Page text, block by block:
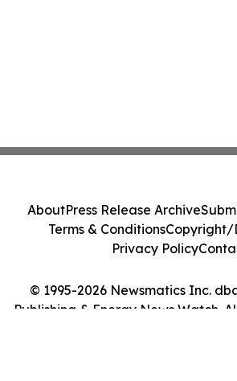
© 1995-2026 Newsmatics Inc.
Publishing & Energy News Watch.
AboutPress Release Archive
Terms & ConditionsCopyright/
Privacy Policy